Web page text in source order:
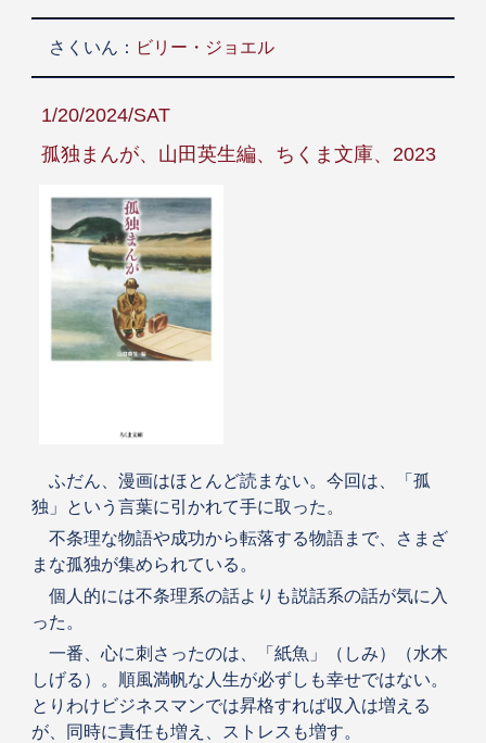
さくいん： ビリー・ジョエル
1/20/2024/SAT
孤独まんが、山田英生編、ちくま文庫、2023
ふだん、漫画はほとんど読まない。今回は、「孤
独」という言葉に引かれて手に取った。
不条理な物語や成功から転落する物語まで、さまざ
まな孤独が集められている。
個人的には不条理系の話よりも説話系の話が気に入
った。
一番、心に刺さったのは、「紙魚」（しみ）（水木
しげる）。順風満帆な人生が必ずしも幸せではない。
とりわけビジネスマンでは昇格すれば収入は増える
が、同時に責任も増え、ストレスも増す。